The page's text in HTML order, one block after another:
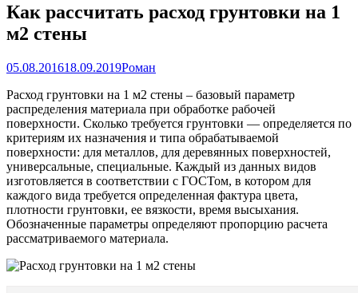
Как рассчитать расход грунтовки на 1
м2 стены
05.08.201618.09.2019Роман
Расход грунтовки на 1 м2 стены – базовый параметр
распределения материала при обработке рабочей
поверхности. Сколько требуется грунтовки — определяется по
критериям их назначения и типа обрабатываемой
поверхности: для металлов, для деревянных поверхностей,
универсальные, специальные. Каждый из данных видов
изготовляется в соответствии с ГОСТом, в котором для
каждого вида требуется определенная фактура цвета,
плотности грунтовки, ее вязкости, время высыхания.
Обозначенные параметры определяют пропорцию расчета
рассматриваемого материала.